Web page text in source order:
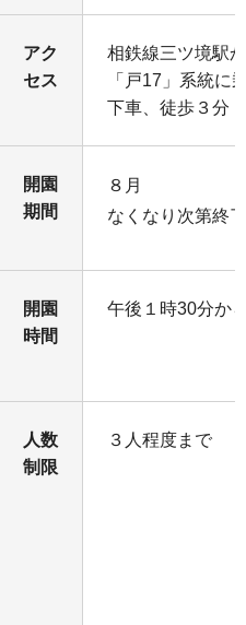
アク
セス
相鉄線三ツ境駅
「戸17」系統に
下車、徒歩３分
開園
期間
８月
なくなり次第終了
開園
時間
午後１時30分か
人数
制限
３人程度まで